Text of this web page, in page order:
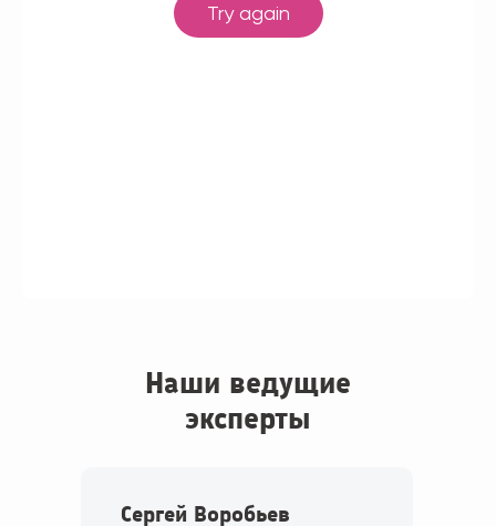
Наши ведущие
эксперты
Сергей Воробьев